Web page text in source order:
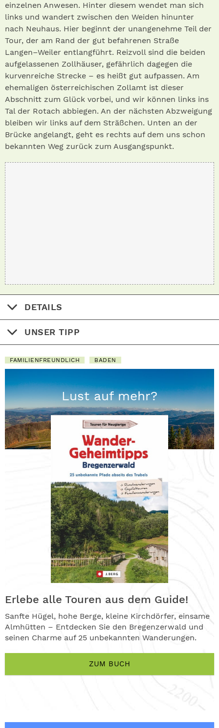
einzelnen Anwesen. Hinter diesem wendet man sich
links und wandert zwischen den Weiden hinunter
nach Neuhaus. Hier beginnt der unangenehme Teil der
Tour, der am Rand der gut befahrenen Straße
Langen–Weiler entlangführt. Reizvoll sind die beiden
aufgelassenen Zollhäuser, gefährlich dagegen die
kurvenreiche Strecke – es heißt gut aufpassen. Am
ehemaligen österreichischen Zollamt ist dieser
Abschnitt zum Glück vorbei, und wir können links ins
Tal der Rotach abbiegen. An der nächsten Abzweigung
bleiben wir links auf dem Sträßchen. Unten an der
Brücke angelangt, geht es rechts auf dem uns schon
bekannten Weg zurück zum Ausgangspunkt.
DETAILS
UNSER TIPP
FAMILIENFREUNDLICH BADEN
Lust auf mehr?
Erlebe alle Touren aus dem Guide!
Sanfte Hügel, hohe Berge, kleine Kirchdörfer, einsame
Almhütten – Entdecken Sie den Bregenzerwald und
seinen Charme auf 25 unbekannten Wanderungen.
ZUM BUCH